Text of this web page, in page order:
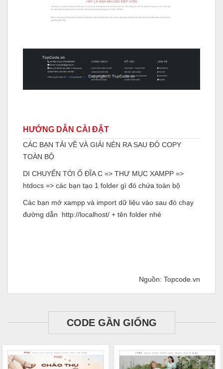
HƯỚNG DẪN CÀI ĐẶT
CÁC BẠN TẢI VỀ VÀ GIẢI NÉN RA SAU ĐÓ COPY
TOÀN BỘ
DI CHUYỂN TỚI Ổ ĐĨA C => THƯ MỤC XAMPP =>
htdocs => các bạn tạo 1 folder gì đó chứa toàn bộ
Các bạn mở xampp và import dữ liệu vào sau đó chạy
đường dẫn http://localhost/ + tên folder nhé
Nguồn: Topcode.vn
CODE GẦN GIỐNG